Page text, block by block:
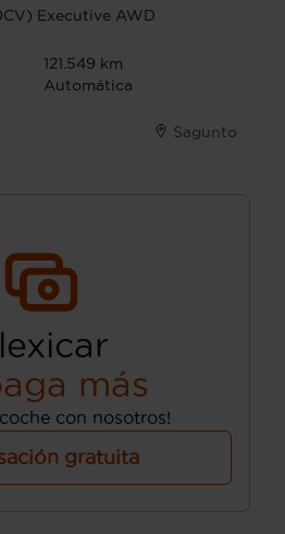
Executive AWD
121.549 km
Automática
Sagunto
más
con nosotros!
gratuita